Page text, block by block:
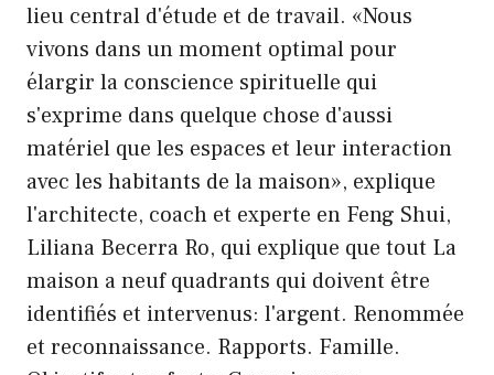
lieu central d'étude et de travail. «Nous
vivons dans un moment optimal pour
élargir la conscience spirituelle qui
s'exprime dans quelque chose d'aussi
matériel que les espaces et leur interaction
avec les habitants de la maison», explique
l'architecte, coach et experte en Feng Shui,
Liliana Becerra Ro, qui explique que tout La
maison a neuf quadrants qui doivent être
identifiés et intervenus: l'argent. Renommée
et reconnaissance. Rapports. Famille.